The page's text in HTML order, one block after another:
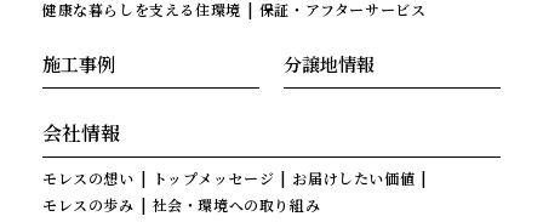
健康な暮らしを支える住環境
保証・アフターサービス
施工事例 分譲地情報
会社情報
モレスの想い トップメッセージ
お届けしたい価値
モレスの歩み
社会・環境への取り組み